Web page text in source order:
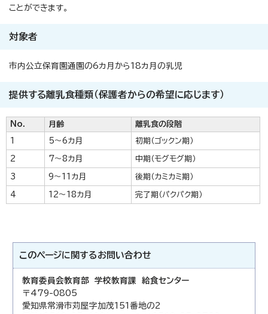
ことができます。
対象者
市内公立保育園通園の6カ月から18カ月の乳児
提供する離乳食種類（保護者からの希望に応じます）
No. 月齢 離乳食の段階
1 5～6カ月 初期（ゴックン期）
2 7～8カ月 中期（モグモグ期）
3 9～11カ月 後期（カミカミ期）
4 12～18カ月 完了期（パクパク期）
このページに関する お問い合わせ
教育委員会教育部 学校教育課 給食センター
〒479-0805
愛知県常滑市苅屋字加茂151番地の2